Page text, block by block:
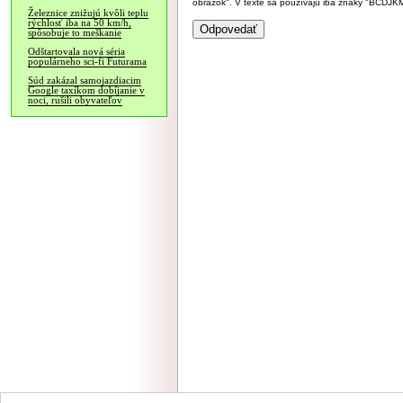
Železnice znižujú kvôli teplu
rýchlosť iba na 50 km/h,
spôsobuje to meškanie
Odštartovala nová séria
populárneho sci-fi Futurama
Súd zakázal samojazdiacim
Google taxíkom dobíjanie v
noci, rušili obyvateľov
obrázok". V texte sa používajú iba znaky